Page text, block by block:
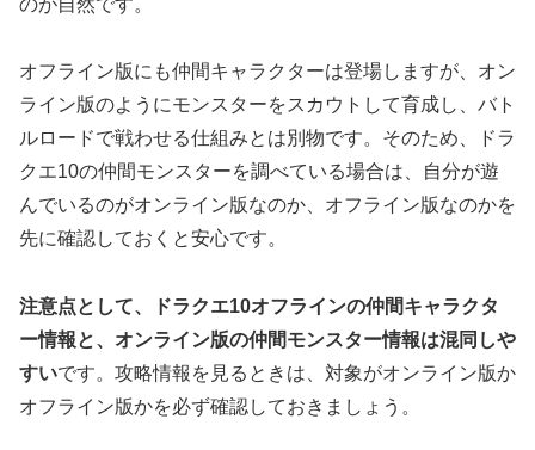
オフライン版にも仲間キャラクターは登場しますが、オン
ライン版のようにモンスターをスカウトして育成し、バト
ルロードで戦わせる仕組みとは別物です。そのため、ドラ
クエ10の仲間モンスターを調べている場合は、自分が遊
んでいるのがオンライン版なのか、オフライン版なのかを
先に確認しておくと安心です。
注意点として、ドラクエ10オフラインの仲間キャラクタ
ー情報と、オンライン版の仲間モンスター情報は混同しや
すいです。攻略情報を見るときは、対象がオンライン版か
オフライン版かを必ず確認しておきましょう。